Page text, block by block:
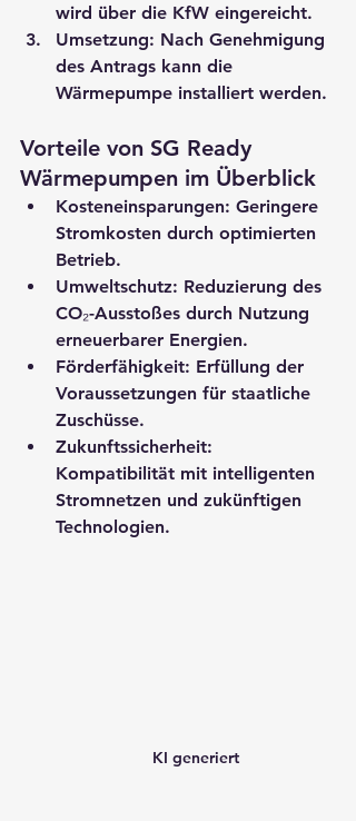
wird über die KfW eingereicht.
Umsetzung: Nach Genehmigung
des Antrags kann die
Wärmepumpe installiert werden.
Vorteile von SG Ready
Wärmepumpen im Überblick
Kosteneinsparungen: Geringere
Stromkosten durch optimierten
Betrieb.
Umweltschutz: Reduzierung des
CO₂-Ausstoßes durch Nutzung
erneuerbarer Energien.
Förderfähigkeit: Erfüllung der
Voraussetzungen für staatliche
Zuschüsse.
Zukunftssicherheit:
Kompatibilität mit intelligenten
Stromnetzen und zukünftigen
Technologien.
KI generiert